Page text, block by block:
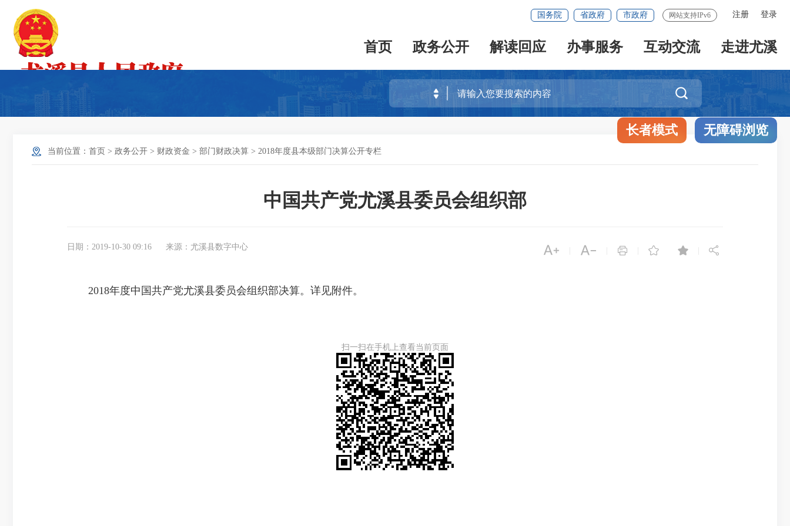
注册 登录
国务院 省政府 市政府 网站支持IPv6
首页 政务公开 解读回应 办事服务 互动交流 走进尤溪

长者模式 无障碍浏览
当前位置： 首页 > 政务公开 > 财政资金 > 部门财政决算 > 2018年度县本级部门决算公开专栏
中国共产党尤溪县委员会组织部
日期：2019-10-30 09:16 来源：尤溪县数字中心      
2018年度中国共产党尤溪县委员会组织部决算。详见附件。
扫一扫在手机上查看当前页面